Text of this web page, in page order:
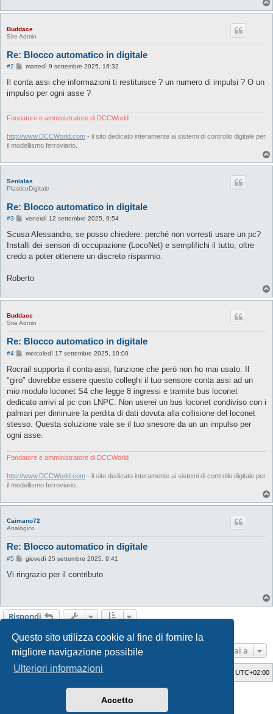
Questo sito utilizza cookie al fine di fornire la
migliore navigazione possibile
Ulteriori informazioni
Accetto
Buddace
Site Admin
Re: Blocco automatico in digitale
#2
M
s
a
i
martedì 9 settembre 2025, 16:32
Il conta assi che informazioni ti restituisce ? un numero di impulsi ? O un
impulso per ogni asse ?
Fondatore e amministratore di DCCWorld
http://www.DCCWorld.com - il sito dedicato interamente ai sistemi di controllo digitale per
il modellismo ferroviario.
Senialas
PlasticoDigitale
Re: Blocco automatico in digitale
#3
M
s
a
g
o
venerdì 12 settembre 2025, 9:54
Scusa Alessandro, se posso chiedere: perché non vorresti usare un pc?
Installi dei sensori di occupazione (LocoNet) e semplifichi il tutto, oltre
credo a poter ottenere un discreto risparmio.
Roberto
Buddace
Site Admin
Re: Blocco automatico in digitale
#4
M
s
g
i
o
mercoledì 17 settembre 2025, 10:00
Rocrail supporta il conta-assi, funzione che però non ho mai usato. Il
"giro" dovrebbe essere questo colleghi il tuo sensore conta assi ad un
mio modulo loconet S4 che legge 8 ingressi e tramite bus loconet
dedicato arrivi al pc con LNPC. Non userei un bus loconet condiviso con i
palmari per diminuire la perdita di dati dovuta alla collisione del loconet
stesso. Questa soluzione vale se il tuo snesore da un un impulso per
ogni asse.
Fondatore e amministratore di DCCWorld
http://www.DCCWorld.com - il sito dedicato interamente ai sistemi di controllo digitale per
il modellismo ferroviario.
Caimano72
Analogico
Re: Blocco automatico in digitale
#5
M
s
s
i
o
giovedì 25 settembre 2025, 9:41
Vi ringrazio per il contributo
Rispondi
Vai a
Indice UTC+02:00
GTA game
phpBB® Forum Software © phpBB Limited
phpBB-Italia.it